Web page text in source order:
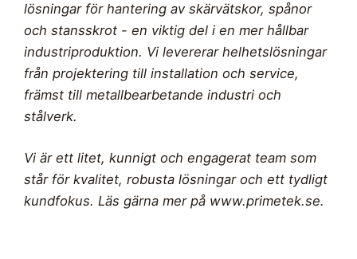
lösningar för hantering av skärvätskor, spånor
och stansskrot - en viktig del i en mer hållbar
industriproduktion. Vi levererar helhetslösningar
från projektering till installation och service,
främst till metallbearbetande industri och
stålverk.
Vi är ett litet, kunnigt och engagerat team som
står för kvalitet, robusta lösningar och ett tydligt
kundfokus. Läs gärna mer på www.primetek.se.